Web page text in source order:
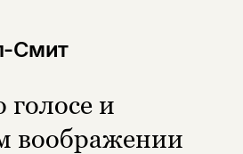
Смит
голосе и
воображении